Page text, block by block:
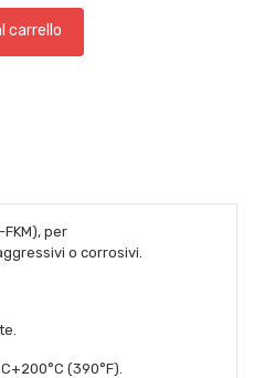
carrello
per
o corrosivi.
(390°F).